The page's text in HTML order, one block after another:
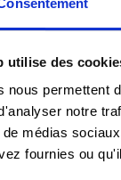
utilise des
nous permettent
notre
de médias
fournies ou